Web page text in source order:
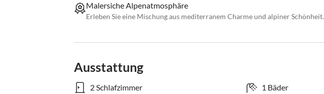
Malersiche Alpenatmosphäre
Erleben Sie eine Mischung aus mediterranem Charme und alpiner Schönheit.
Ausstattung
2 Schlafzimmer 1 Bäder